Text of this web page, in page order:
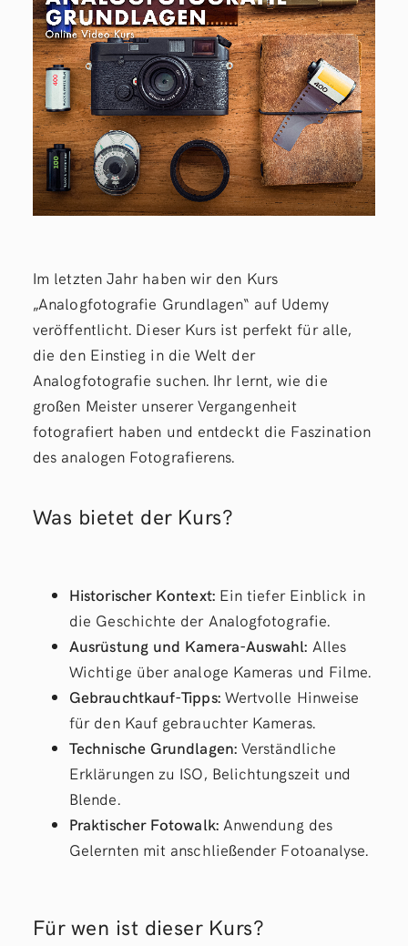
Im letzten Jahr haben wir den Kurs
„Analogfotografie Grundlagen“ auf Udemy
veröffentlicht. Dieser Kurs ist perfekt für alle,
die den Einstieg in die Welt der
Analogfotografie suchen. Ihr lernt, wie die
großen Meister unserer Vergangenheit
fotografiert haben und entdeckt die Faszination
des analogen Fotografierens.
Was bietet der Kurs?
Historischer Kontext:Ein tiefer Einblick in
die Geschichte der Analogfotografie.
Ausrüstung und Kamera-Auswahl: Alles
Wichtige über analoge Kameras und Filme.
Gebrauchtkauf-Tipps:Wertvolle Hinweise
für den Kauf gebrauchter Kameras.
Technische Grundlagen:Verständliche
Erklärungen zu ISO, Belichtungszeit und
Blende.
Praktischer Fotowalk:Anwendung des
Gelernten mit anschließender Fotoanalyse.
Für wen ist dieser Kurs?